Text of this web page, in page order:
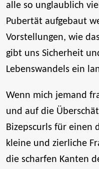
alle so unglaublich
Pubertät aufgebaut
Vorstellungen, wie
gibt uns Sicherheit
Lebenswandels ein
Wenn mich jemand
und auf die
Bizepscurls für einen
kleine und zierliche
die scharfen Kanten